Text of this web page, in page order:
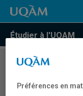
Étudier à l'UQAM
COURS//
ressources
Préférences en